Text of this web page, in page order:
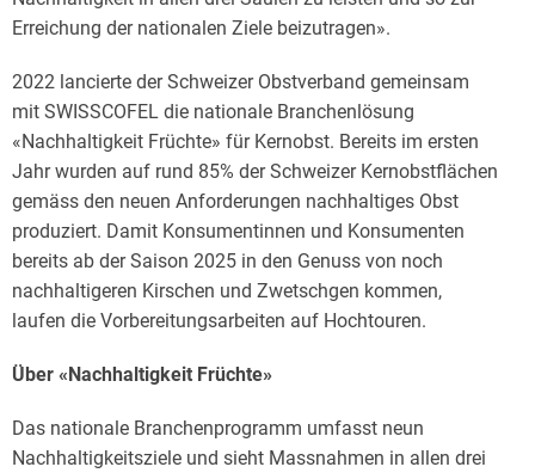
Erreichung der nationalen Ziele beizutragen».
2022 lancierte der Schweizer Obstverband gemeinsam
mit SWISSCOFEL die nationale Branchenlösung
«Nachhaltigkeit Früchte» für Kernobst. Bereits im ersten
Jahr wurden auf rund 85% der Schweizer Kernobstflächen
gemäss den neuen Anforderungen nachhaltiges Obst
produziert. Damit Konsumentinnen und Konsumenten
bereits ab der Saison 2025 in den Genuss von noch
nachhaltigeren Kirschen und Zwetschgen kommen,
laufen die Vorbereitungsarbeiten auf Hochtouren.
Über «Nachhaltigkeit Früchte»
Das nationale Branchenprogramm umfasst neun
Nachhaltigkeitsziele und sieht Massnahmen in allen drei